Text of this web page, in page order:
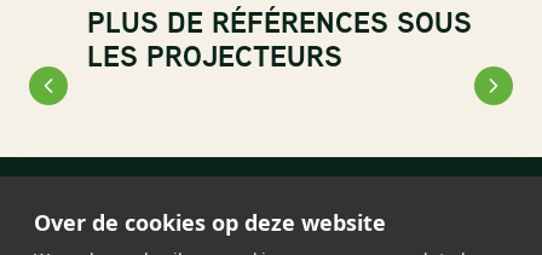
Over de cookies op deze website
PLUS DE RÉFÉRENCES SOUS
LES PROJECTEURS